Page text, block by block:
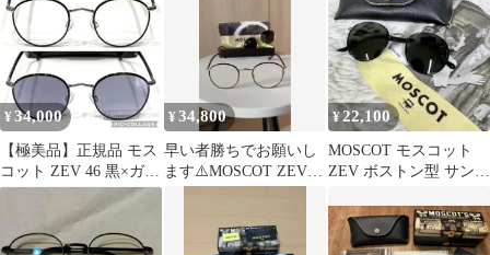
ド 46□21-145 NYC
ORIGINALS
¥34,000
【極美品】正規品 モス
コット ZEV 46 黒×ガン
メタ 新品調光グレーレ
¥34,800
早い者勝ちでお願いし
ます⚠️MOSCOT ZEV
¥22,100
MOSCOT モスコット
ZEV ボストン型 サング